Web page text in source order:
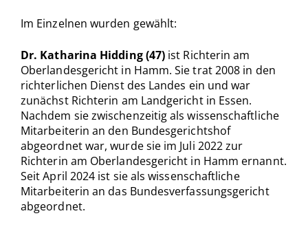
Im Einzelnen wurden gewählt:
Dr. Katharina Hidding (47) ist Richterin am
Oberlandesgericht in Hamm. Sie trat 2008 in den
richterlichen Dienst des Landes ein und war
zunächst Richterin am Landgericht in Essen.
Nachdem sie zwischenzeitig als wissenschaftliche
Mitarbeiterin an den Bundesgerichtshof
abgeordnet war, wurde sie im Juli 2022 zur
Richterin am Oberlandesgericht in Hamm ernannt.
Seit April 2024 ist sie als wissenschaftliche
Mitarbeiterin an das Bundesverfassungsgericht
abgeordnet.